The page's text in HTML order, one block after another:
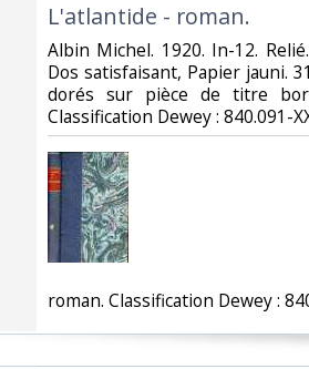
‎L'atlantide - roman.‎
‎Albin Michel. 1920. In-12.
Dos satisfaisant, Papier jauni.
dorés sur pièce de titre
Classification Dewey : 840.091-
‎roman. Classification Dewey :